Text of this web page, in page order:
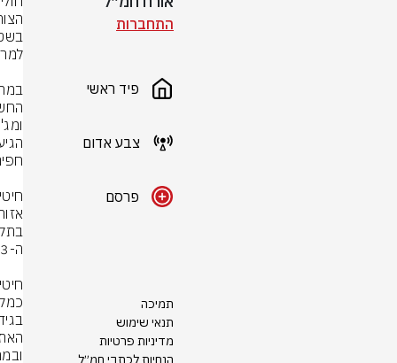
התחברות
פיד ראשי
צבע אדום
פרסם
תמיכה
תנאי שימוש
מדיניות פרטיות
הנחיות לכתבי חמ״ל